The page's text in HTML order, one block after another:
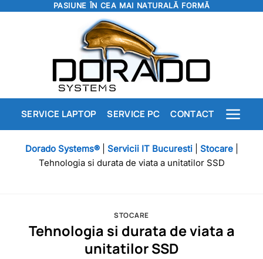
PASIUNE ÎN CEA MAI NATURALĂ FORMĂ
SERVICE LAPTOP SERVICE PC CONTACT
Dorado Systems®| Servicii IT Bucuresti| Stocare|
Tehnologia si durata de viata a unitatilor SSD
STOCARE
Tehnologia si durata de viata a
unitatilor SSD